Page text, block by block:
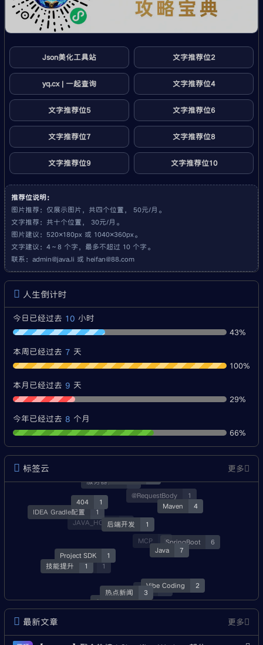
Json美化工具站 文字推荐位2
yq.cx | 一起查询 文字推荐位4
文字推荐位5 文字推荐位6
文字推荐位7 文字推荐位8
文字推荐位9 文字推荐位10
推荐位说明：
图片推荐：仅展示图片，共四个位置， 50元/月。
文字推荐：共十个位置， 30元/月。
图片建议：520×180px 或 1040×360px。
文字建议：4～8 个字，最多不超过 10 个字。
联系： admin@java.li 或 heifan@88.com
人生倒计时
今日已经过去 10 小时
43%
本周已经过去 7 天
100%
本月已经过去 9 天
29%
今年已经过去 8 个月
66%
标签云 更多
后端开发
Java 7
Maven 4
404 1
Project SDK 1
热点新闻 3
Vibe Coding 2
SpringBoot 6
@RequestBody 1
服务器安全 1
IDEA Gradle配置 1
技能提升 1
Skill 1
资源 3
MCP
JAVA_HOME 3
就业 1
最新文章 更多